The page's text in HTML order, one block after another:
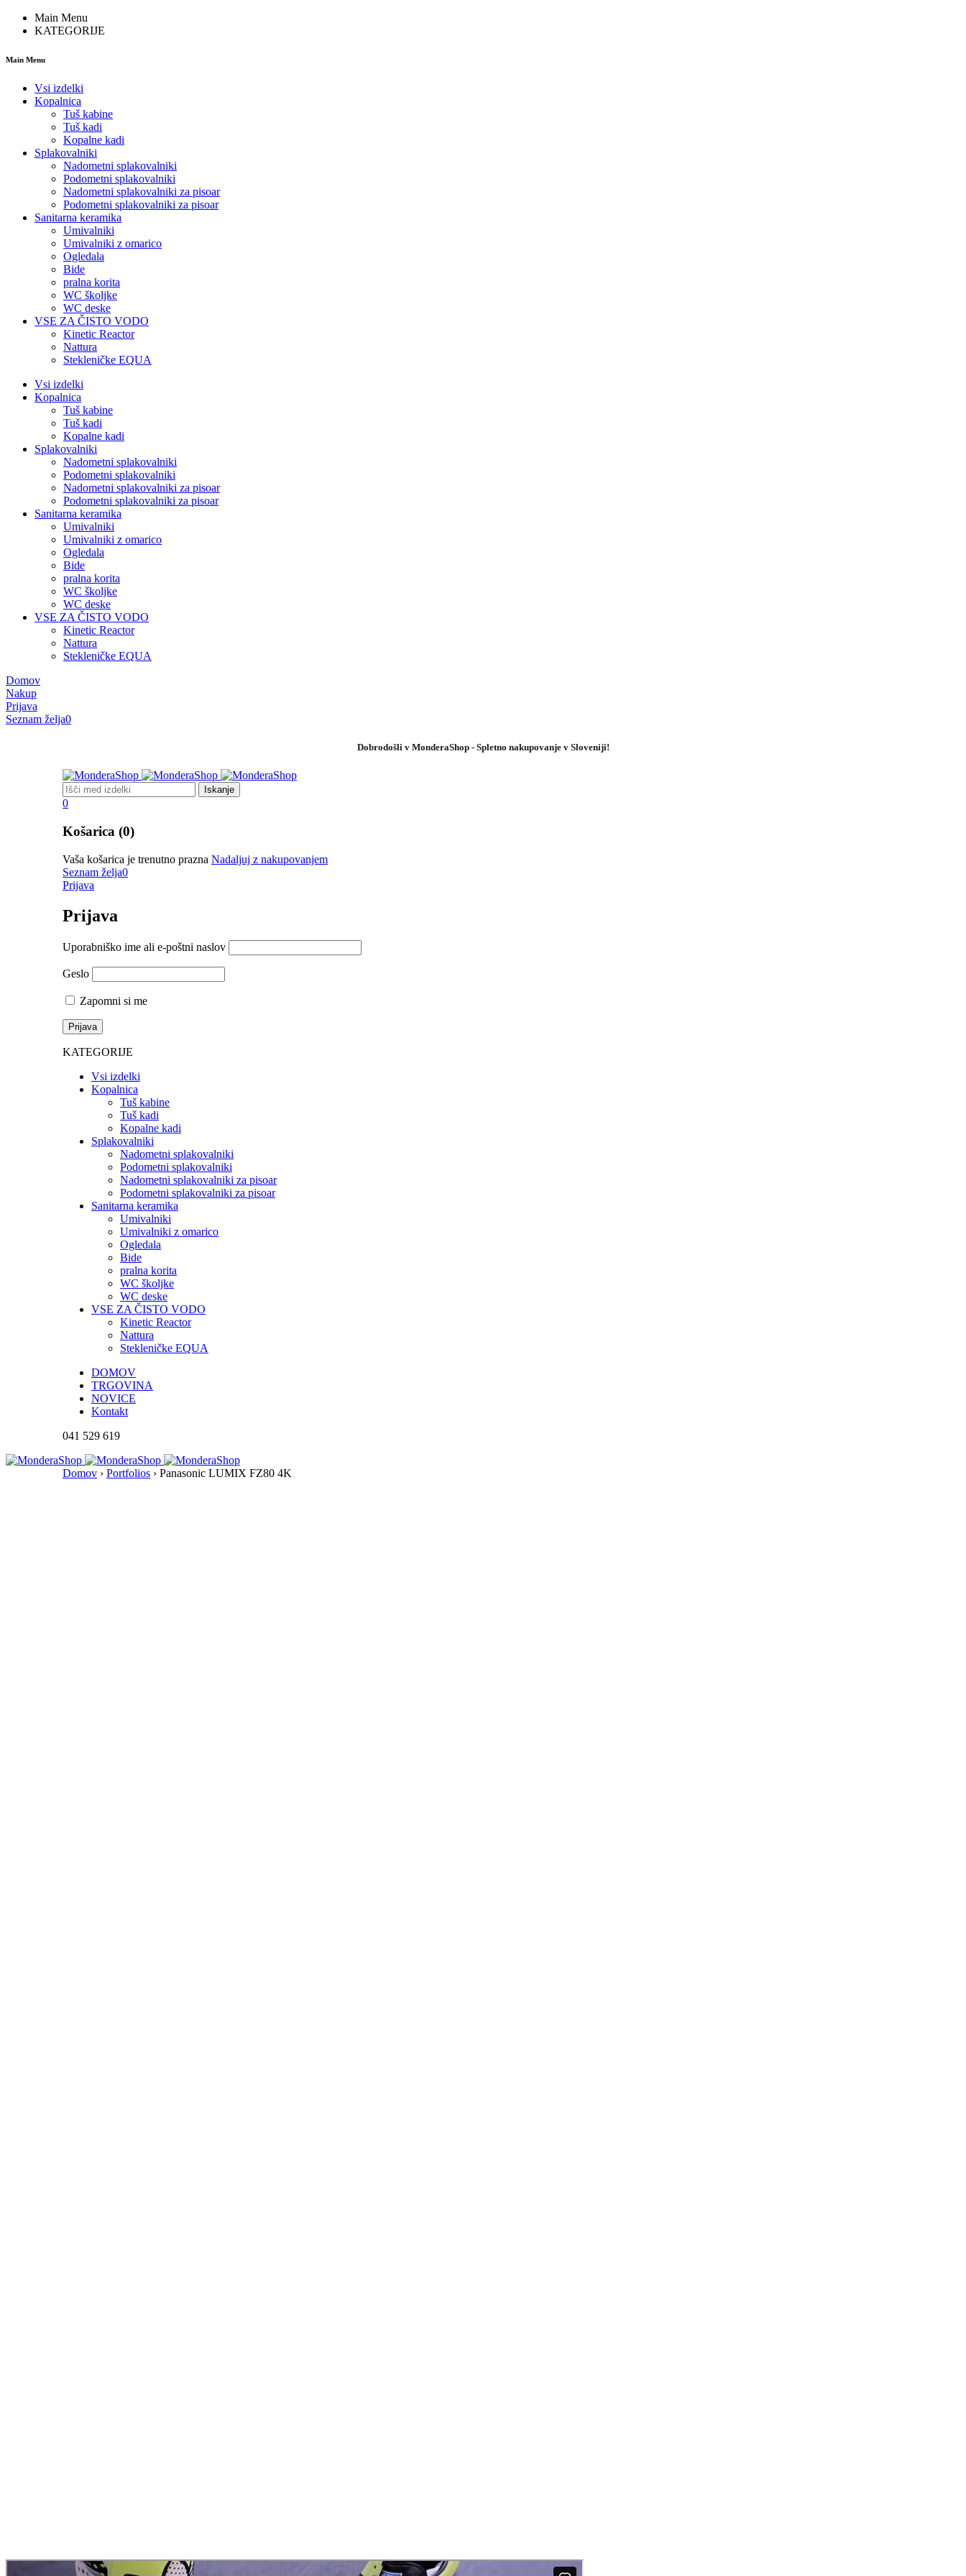
Main Menu
KATEGORIJE
Main Menu
Vsi izdelki
Kopalnica
Tuš kabine
Tuš kadi
Kopalne kadi
Splakovalniki
Nadometni splakovalniki
Podometni splakovalniki
Nadometni splakovalniki za pisoar
Podometni splakovalniki za pisoar
Sanitarna keramika
Umivalniki
Umivalniki z omarico
Ogledala
Bide
pralna korita
WC školjke
WC deske
VSE ZA ČISTO VODO
Kinetic Reactor
Nattura
Stekleničke EQUA
Vsi izdelki
Kopalnica
Tuš kabine
Tuš kadi
Kopalne kadi
Splakovalniki
Nadometni splakovalniki
Podometni splakovalniki
Nadometni splakovalniki za pisoar
Podometni splakovalniki za pisoar
Sanitarna keramika
Umivalniki
Umivalniki z omarico
Ogledala
Bide
pralna korita
WC školjke
WC deske
VSE ZA ČISTO VODO
Kinetic Reactor
Nattura
Stekleničke EQUA
Domov
Nakup
Prijava
Seznam želja0
Dobrodošli v MonderaShop - Spletno nakupovanje v Sloveniji!
0
Košarica (0)
Vaša košarica je trenutno prazna Nadaljuj z nakupovanjem
Seznam želja0
Prijava
Prijava
Uporabniško ime ali e-poštni naslov
Geslo
Zapomni si me
KATEGORIJE
Vsi izdelki
Kopalnica
Tuš kabine
Tuš kadi
Kopalne kadi
Splakovalniki
Nadometni splakovalniki
Podometni splakovalniki
Nadometni splakovalniki za pisoar
Podometni splakovalniki za pisoar
Sanitarna keramika
Umivalniki
Umivalniki z omarico
Ogledala
Bide
pralna korita
WC školjke
WC deske
VSE ZA ČISTO VODO
Kinetic Reactor
Nattura
Stekleničke EQUA
DOMOV
TRGOVINA
NOVICE
Kontakt
041 529 619
Domov › Portfolios › Panasonic LUMIX FZ80 4K